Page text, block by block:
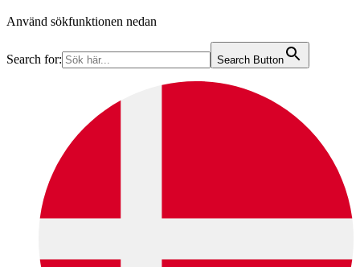
Använd sökfunktionen nedan
Search for: Search Button